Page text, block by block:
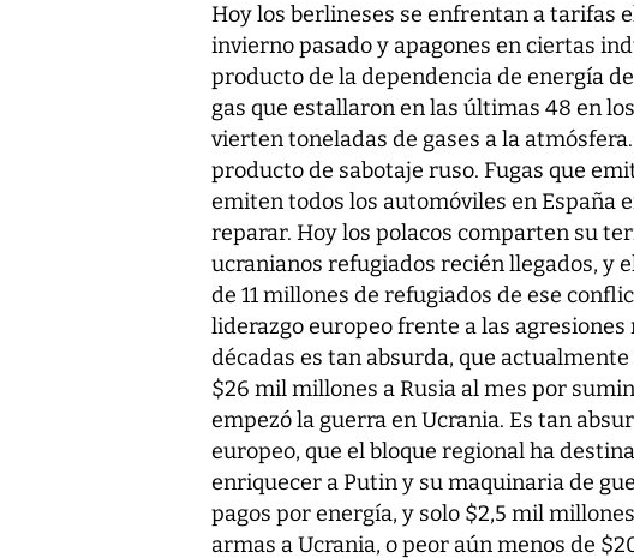
Hoy los berlineses se enfrentan a tarifas
invierno pasado y apagones en ciertas
producto de la dependencia de energía
gas que estallaron en las últimas 48 en
vierten toneladas de gases a la
producto de sabotaje ruso. Fugas que
emiten todos los automóviles en España
reparar. Hoy los polacos comparten su
ucranianos refugiados recién llegados, y
de 11 millones de refugiados de ese
liderazgo europeo frente a las
décadas es tan absurda, que
$26 mil millones a Rusia al mes por
empezó la guerra en Ucrania. Es tan
europeo, que el bloque regional ha
enriquecer a Putin y su maquinaria de
pagos por energía, y solo $2,5 mil
armas a Ucrania, o peor aún menos de